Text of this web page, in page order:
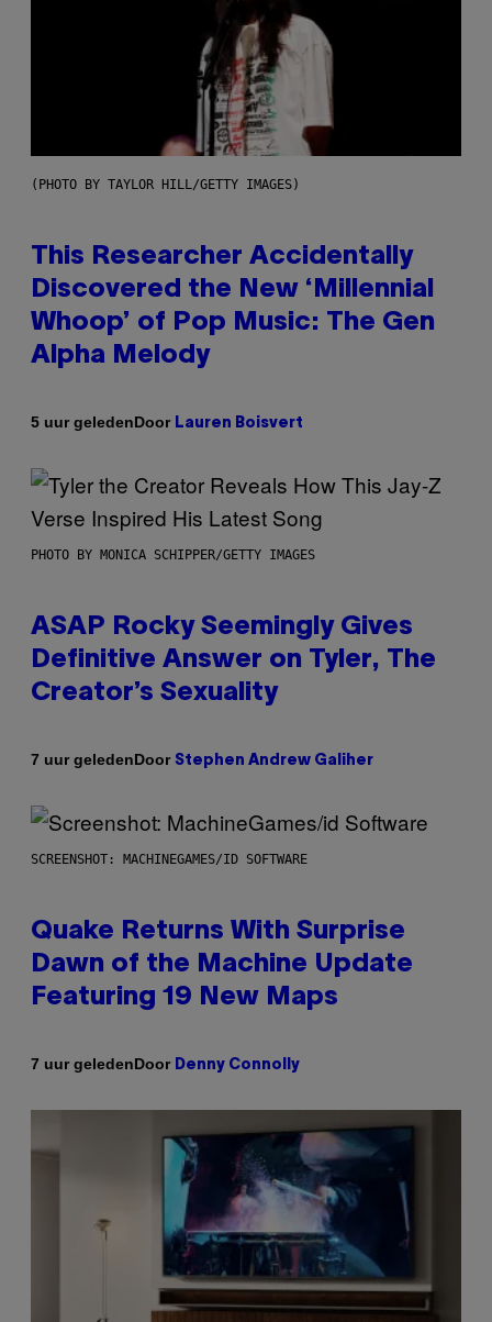
(PHOTO BY TAYLOR HILL/GETTY IMAGES)
This Researcher Accidentally
Discovered the New ‘Millennial
Whoop’ of Pop Music: The Gen
Alpha Melody
5 uur geledenDoor Lauren Boisvert
PHOTO BY MONICA SCHIPPER/GETTY IMAGES
ASAP Rocky Seemingly Gives
Definitive Answer on Tyler, The
Creator’s Sexuality
7 uur geledenDoor Stephen Andrew Galiher
SCREENSHOT: MACHINEGAMES/ID SOFTWARE
Quake Returns With Surprise
Dawn of the Machine Update
Featuring 19 New Maps
7 uur geledenDoor Denny Connolly